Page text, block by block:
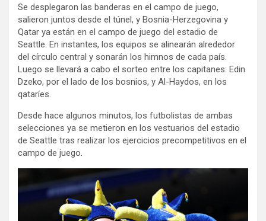
Se desplegaron las banderas en el campo de juego,
salieron juntos desde el túnel, y Bosnia-Herzegovina y
Qatar ya están en el campo de juego del estadio de
Seattle. En instantes, los equipos se alinearán alrededor
del círculo central y sonarán los himnos de cada país.
Luego se llevará a cabo el sorteo entre los capitanes: Edin
Dzeko, por el lado de los bosnios, y Al-Haydos, en los
qataríes.
Desde hace algunos minutos, los futbolistas de ambas
selecciones ya se metieron en los vestuarios del estadio
de Seattle tras realizar los ejercicios precompetitivos en el
campo de juego.